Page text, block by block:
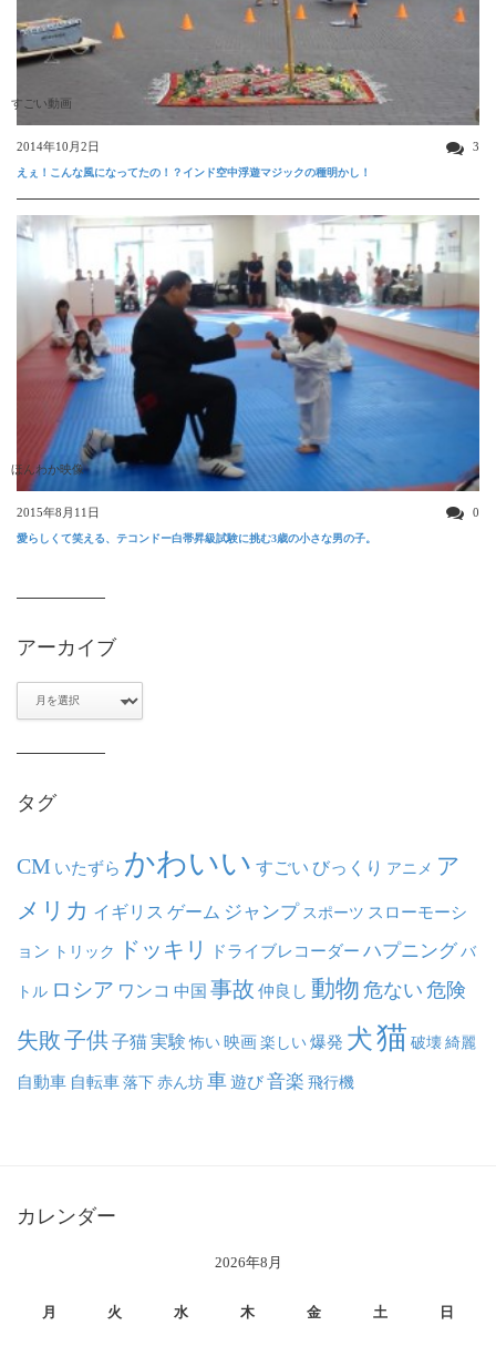
すごい動画
2014年10月2日 3
えぇ！こんな風になってたの！？インド空中浮遊マジックの種明かし！
ほんわか映像
2015年8月11日 0
愛らしくて笑える、テコンドー白帯昇級試験に挑む3歳の小さな男の子。
アーカイブ
タグ
CM いたずら かわいい すごい びっくり アニメ ア
メリカ イギリス ゲーム ジャンプ スポーツ スローモーシ
ョン トリック ドッキリ ドライブレコーダー ハプニング バ
トル ロシア ワンコ 中国 事故 仲良し 動物 危ない 危険
失敗子供子猫実験 怖い映画楽しい爆発 犬猫 破壊綺麗
自動車 自転車落下赤ん坊車遊び音楽 飛行機
カレンダー
2026年8月
月 火 水 木 金 土 日